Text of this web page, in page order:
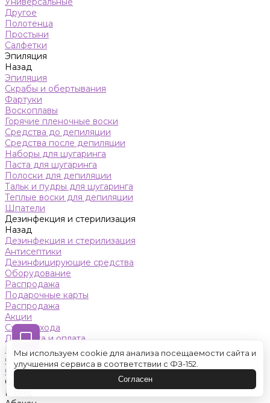
Другое
Полотенца
Простыни
Салфетки
Эпиляция
Назад
Эпиляция
Скрабы и обертывания
Фартуки
Воскоплавы
Горячие пленочные воски
Средства до депиляции
Средства после депиляции
Наборы для шугаринга
Паста для шугаринга
Полоски для депиляции
Тальк и пудры для шугаринга
Теплые воски для депиляции
Шпатели
Дезинфекция и стерилизация
Назад
Дезинфекция и стерилизация
Антисептики
Дезинфицирующие средства
Оборудование
Распродажа
Подарочные карты
Распродажа
Акции
Схемы ухода
Доставка и оплата
Контакты
Обучение
Салон красоты
Оренбург
Назад
Мы используем cookie для анализа посещаемости сайта и
улучшения сервиса в соответствии с ФЗ-152.
Согласен